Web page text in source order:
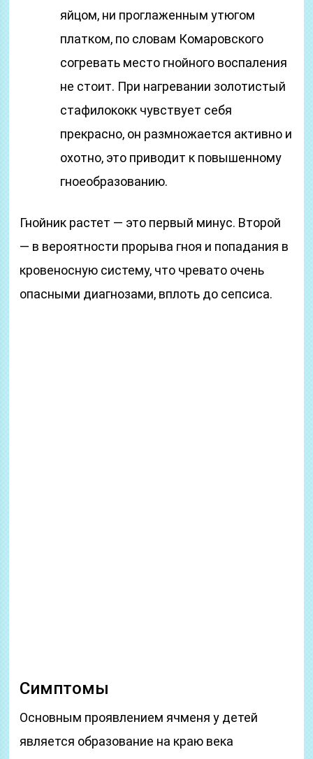
яйцом, ни проглаженным утюгом
платком, по словам Комаровского
согревать место гнойного воспаления
не стоит. При нагревании золотистый
стафилококк чувствует себя
прекрасно, он размножается активно и
охотно, это приводит к повышенному
гноеобразованию.
Гнойник растет — это первый минус. Второй
— в вероятности прорыва гноя и попадания в
кровеносную систему, что чревато очень
опасными диагнозами, вплоть до сепсиса.
Симптомы
Основным проявлением ячменя у детей
является образование на краю века